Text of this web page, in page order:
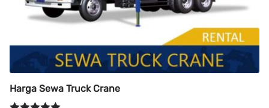
Harga Sewa Truck Crane